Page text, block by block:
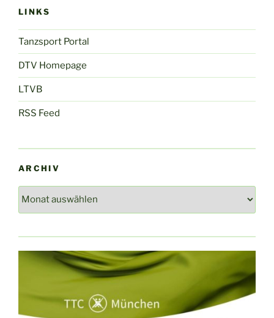
LINKS
Tanzsport Portal
DTV Homepage
LTVB
RSS Feed
ARCHIV
Archiv